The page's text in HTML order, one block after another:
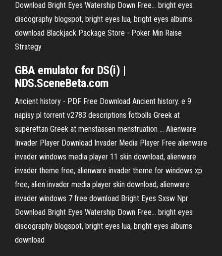
Download Bright Eyes Watership Down Free… bright eyes
discography blogspot, bright eyes lua, bright eyes albums
download Blackjack Package Store - Poker Min Raise
Strategy
GBA emulator for DS(i) |
NDS.SceneBeta.com
Ancient history - PDF Free Download Ancient history. e 9
napisy pl torrent v2783 descriptions fotbolls Greek at
superettan Greek at menstassen menstruation ... Alienware
Invader Player Download Invader Media Player Free alienware
invader windows media player 11 skin download, alienware
invader theme free, alienware invader theme for windows xp
free, alien invader media player skin download, alienware
invader windows 7 free download Bright Eyes Sxsw Npr
Download Bright Eyes Watership Down Free… bright eyes
discography blogspot, bright eyes lua, bright eyes albums
download